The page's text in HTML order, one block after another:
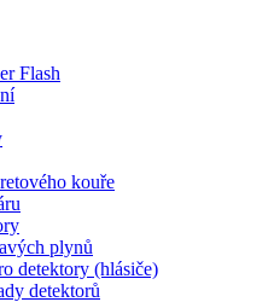
Flash
kouře
plynů
detektory (hlásiče)
detektorů